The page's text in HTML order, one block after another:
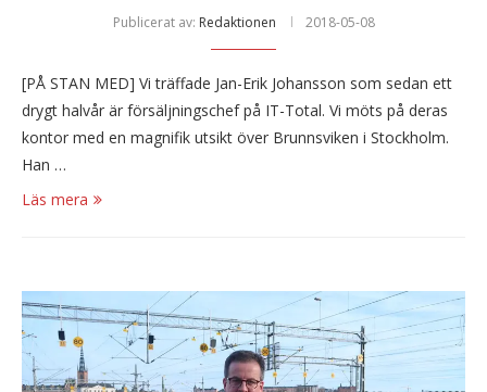
Publicerat av: Redaktionen 2018-05-08
[PÅ STAN MED] Vi träffade Jan-Erik Johansson som sedan ett
drygt halvår är försäljningschef på IT-Total. Vi möts på deras
kontor med en magnifik utsikt över Brunnsviken i Stockholm.
Han …
Läs mera